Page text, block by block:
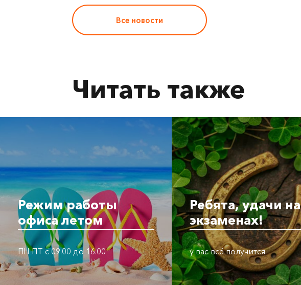
Все новости
Читать также
Режим работы
офиса летом
ПН-ПТ с 09.00 до 16.00
Ребята, удачи на
экзаменах!
у вас всё получится